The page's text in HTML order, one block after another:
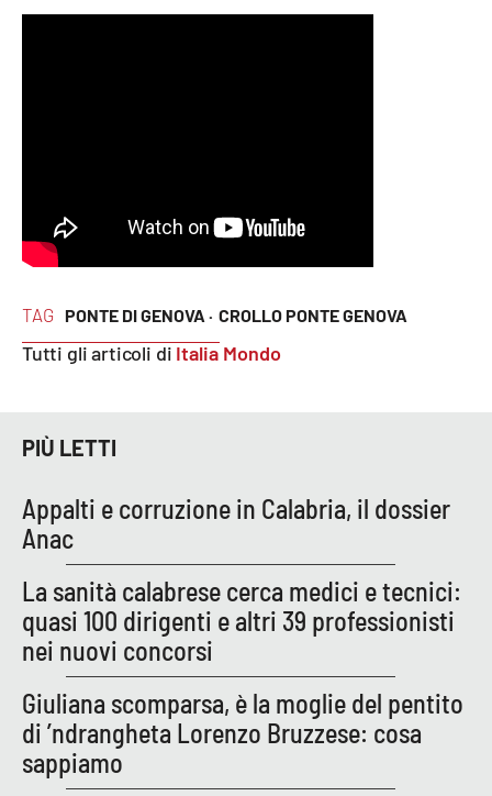
Le perfidie di Antonella Grippo
Venti di comunicazione
LaC TV
LaC Network
LaC OnAir
EDIZIONI
LOCALI
Catanzaro
Crotone
TAG PONTE DI GENOVA · CROLLO PONTE GENOVA
Tutti gli articoli di Italia Mondo
PIÙ LETTI
Appalti e corruzione in Calabria, il dossier
Anac
La sanità calabrese cerca medici e tecnici:
quasi 100 dirigenti e altri 39 professionisti
nei nuovi concorsi
Giuliana scomparsa, è la moglie del pentito
di ’ndrangheta Lorenzo Bruzzese: cosa
sappiamo